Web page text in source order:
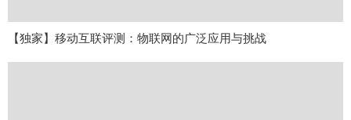
【独家】移动互联评测：物联网的广泛应用与挑战